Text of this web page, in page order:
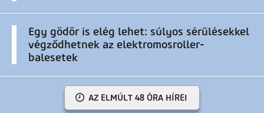
Egy gödör is elég lehet: súlyos sérülésekkel
végződhetnek az elektromosroller-
balesetek
AZ ELMÚLT 48 ÓRA HÍREI